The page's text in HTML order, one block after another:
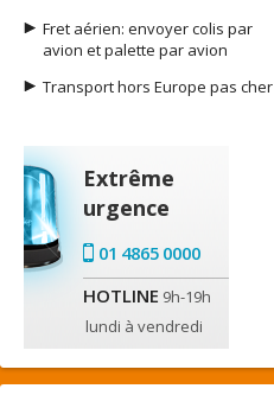
Fret aérien: envoyer colis par
avion et palette par avion
Transport hors Europe pas cher
Extrême
urgence
01 4865 0000
HOTLINE 9h-19h
lundi à vendredi